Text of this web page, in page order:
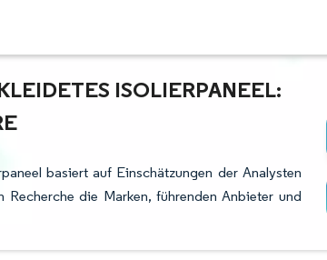
ISOLIERPANEEL:
basiert auf Einschätzungen der Analysten
die Marken, führenden Anbieter und